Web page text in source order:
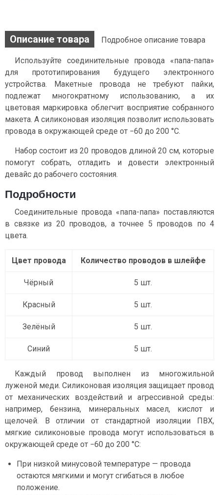
Описание товара Подробное описание товара
Используйте соединительные провода «папа-папа»
для прототипирования будущего электронного
устройства. Макетные провода не требуют пайки,
подлежат многократному использованию, а их
цветовая маркировка облегчит восприятие собранного
макета. А силиконовая изоляция позволит использовать
провода в окружающей среде от −60 до 200 °C.
Набор состоит из 20 проводов длиной 20 см, которые
помогут собрать, отладить и довести электронный
девайс до рабочего состояния.
Подробности
Соединительные провода «папа-папа» поставляются
в связке из 20 проводов, а точнее 5 проводов по 4
цвета.
Цвет провода Количество проводов в шлейфе
Чёрный 5 шт.
Красный 5 шт.
Зелёный 5 шт.
Синий 5 шт.
Каждый провод выполнен из многожильной
луженой меди. Силиконовая изоляция защищает провод
от механических воздействий и агрессивной среды:
например, бензина, минеральных масел, кислот и
щелочей. В отличии от стандартной изоляции ПВХ,
мягкие силиконовые провода могут использоваться в
окружающей среде от −60 до 200 °C:
При низкой минусовой температуре — провода
остаются мягкими и могут сгибаться в любое
положение.